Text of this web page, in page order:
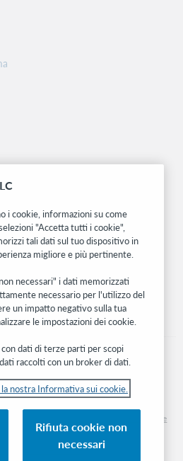
di prodotti, ricerche, eventi e molto
di posta.
e internazionali di OCLC, Inc. e delle sue
dei cookie
i cookie, informazioni su come
"Accetta tutti i cookie",
tali dati sul tuo dispositivo in
migliore e più pertinente.
necessari" i dati memorizzati
necessario per l'utilizzo del
un impatto negativo sulla tua
le impostazioni dei cookie.
dati di terze parti per scopi
raccolti con un broker di dati.
nostra Informativa sui cookie.
Rifiuta cookie non
necessari